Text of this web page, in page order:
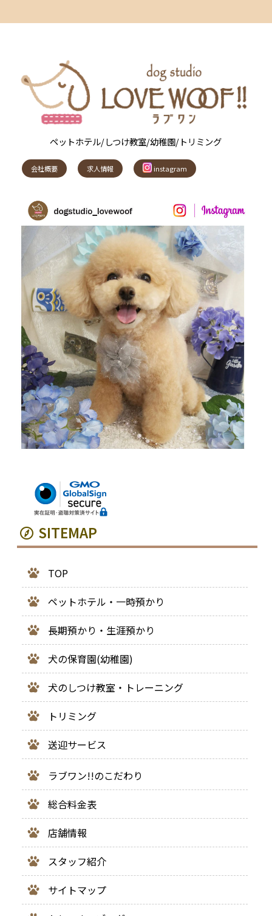
ペットホテル/しつけ教室/幼稚園/トリミング
会社概要 求人情報 instagram
SITEMAP
TOP
ペットホテル・一時預かり
長期預かり・生涯預かり
犬の保育園(幼稚園)
犬のしつけ教室・トレーニング
トリミング
送迎サービス
ラブワン!!のこだわり
総合料金表
店舗情報
スタッフ紹介
サイトマップ